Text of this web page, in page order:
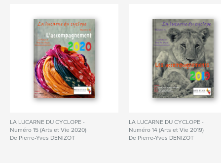
LA LUCARNE DU CYCLOPE -
Numéro 15 (Arts et Vie 2020)
De Pierre-Yves DENIZOT
LA LUCARNE DU CYCLOPE -
Numéro 14 (Arts et Vie 2019)
De Pierre-Yves DENIZOT